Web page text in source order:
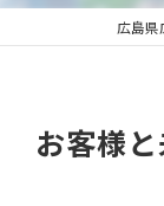
広島県
お客様